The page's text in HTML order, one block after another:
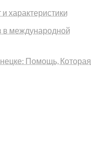
характеристики
в международной
Помощь, Которая